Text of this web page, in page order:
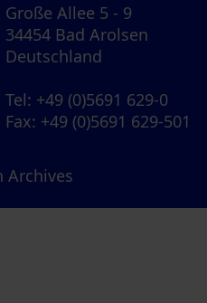
Große Allee 5 - 9
34454 Bad Arolsen
Deutschland
Tel: +49 (0)5691 629-0
Fax: +49 (0)5691 629-501
Archives